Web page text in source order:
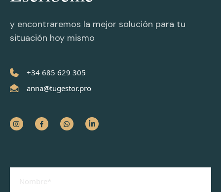
y encontraremos la mejor solución para tu
situación hoy mismo
+34 685 629 305
anna@tugestor.pro